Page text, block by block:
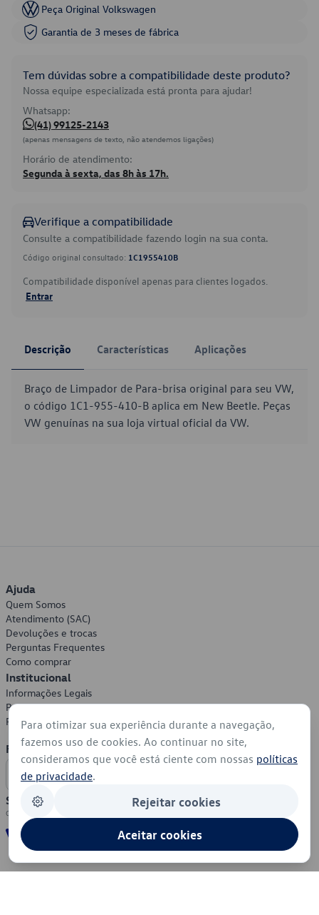
Peça Original Volkswagen
Garantia de 3 meses de fábrica
Tem dúvidas sobre a compatibilidade deste produto?
Nossa equipe especializada está pronta para ajudar!
Whatsapp:
(41) 99125-2143
(apenas mensagens de texto, não atendemos ligações)
Horário de atendimento:
Segunda à sexta, das 8h às 17h.
Verifique a compatibilidade
Consulte a compatibilidade fazendo login na sua conta.
Código original consultado: 1C1955410B
Compatibilidade disponível apenas para clientes logados.
Entrar
Descrição Características Aplicações
Braço de Limpador de Para-brisa original para seu VW,
o código 1C1-955-410-B aplica em New Beetle. Peças
VW genuínas na sua loja virtual oficial da VW.
Ajuda
Quem Somos
Atendimento (SAC)
Devoluções e trocas
Perguntas Frequentes
Como comprar
Institucional
Informações Legais
Política de Privacidade
Política de Cookies
Formas de Pagamento
Segurança
Para otimizar sua experiência durante a navegação,
fazemos uso de cookies. Ao continuar no site,
consideramos que você está ciente com nossas políticas
de privacidade.
Rejeitar cookies
Aceitar cookies